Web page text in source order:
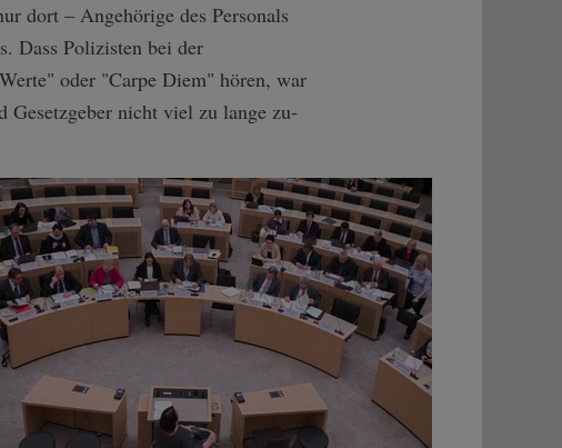
dort – Angehörige des Personals
Dass Polizisten bei der
oder "Carpe Diem" hören, war
Gesetzgeber nicht viel zu lange zu-